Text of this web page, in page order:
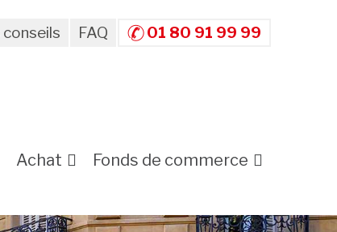
conseils FAQ 01 80 91 99 99
Achat Fonds de commerce